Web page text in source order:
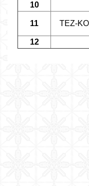
10
11 TEZ-
12